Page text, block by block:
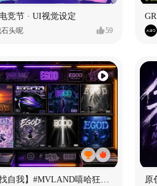
竞节 · UI视觉设定
头呢 59